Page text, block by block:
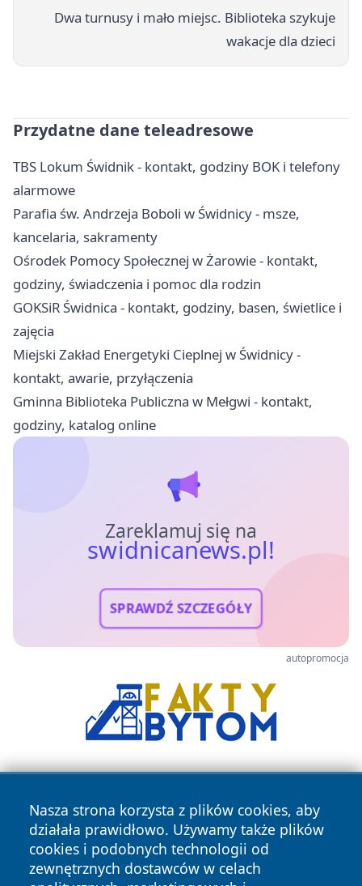
Dwa turnusy i mało miejsc. Biblioteka szykuje
wakacje dla dzieci
Przydatne dane teleadresowe
TBS Lokum Świdnik - kontakt, godziny BOK i telefony
alarmowe
Parafia św. Andrzeja Boboli w Świdnicy - msze,
kancelaria, sakramenty
Ośrodek Pomocy Społecznej w Żarowie - kontakt,
godziny, świadczenia i pomoc dla rodzin
GOKSiR Świdnica - kontakt, godziny, basen, świetlice i
zajęcia
Miejski Zakład Energetyki Cieplnej w Świdnicy -
kontakt, awarie, przyłączenia
Gminna Biblioteka Publiczna w Mełgwi - kontakt,
godziny, katalog online
Zareklamuj się na
swidnicanews.pl!
SPRAWDŹ SZCZEGÓŁY
autopromocja
Nasza strona korzysta z plików cookies, aby
działała prawidłowo. Używamy także plików
cookies i podobnych technologii od
zewnętrznych dostawców w celach
Copyright © 2026 swidnicanews.pl Wszystkie prawa